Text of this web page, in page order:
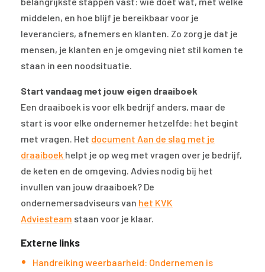
middelen, en hoe blijf je bereikbaar voor je
leveranciers, afnemers en klanten. Zo zorg je dat je
mensen, je klanten en je omgeving niet stil komen te
staan in een noodsituatie.
Start vandaag met jouw eigen draaiboek
Een draaiboek is voor elk bedrijf anders, maar de
start is voor elke ondernemer hetzelfde: het begint
met vragen. Het document Aan de slag met je
draaiboek helpt je op weg met vragen over je bedrijf,
de keten en de omgeving. Advies nodig bij het
invullen van jouw draaiboek? De
ondernemersadviseurs van het KVK
Adviesteam staan voor je klaar.
Externe links
Handreiking weerbaarheid: Ondernemen is